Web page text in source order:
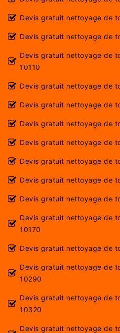
Devis gratuit nettoyage de
Devis gratuit nettoyage de
Devis gratuit nettoyage de
10110
Devis gratuit nettoyage de
Devis gratuit nettoyage de
Devis gratuit nettoyage de
Devis gratuit nettoyage de
Devis gratuit nettoyage de
Devis gratuit nettoyage de
Devis gratuit nettoyage de
Devis gratuit nettoyage de
10170
Devis gratuit nettoyage de
Devis gratuit nettoyage de
10290
Devis gratuit nettoyage de
10320
Devis gratuit nettoyage de